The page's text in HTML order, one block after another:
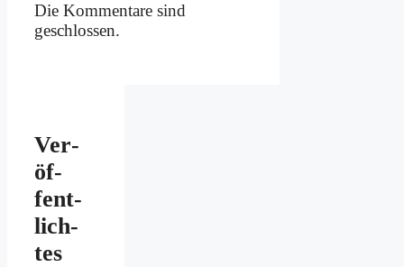
Die Kommentare sind
geschlossen.
Ver­
öf­
fent­
lich­
tes